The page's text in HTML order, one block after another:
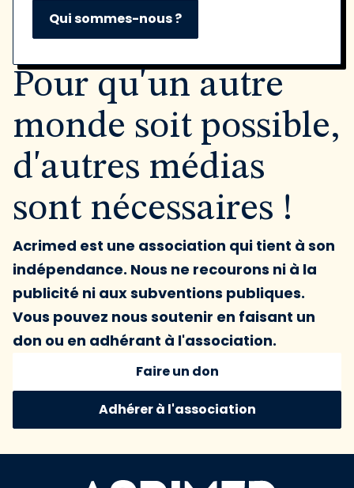
Qui sommes-nous ?
Pour qu'un autre
monde soit possible,
d'autres médias
sont nécessaires !
Acrimed est une association qui tient à son
indépendance. Nous ne recourons ni à la
publicité ni aux subventions publiques.
Vous pouvez nous soutenir en faisant un
don ou en adhérant à l'association.
Faire un don
Adhérer à l'association